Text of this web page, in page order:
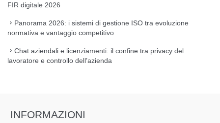
FIR digitale 2026
Panorama 2026: i sistemi di gestione ISO tra evoluzione
normativa e vantaggio competitivo
Chat aziendali e licenziamenti: il confine tra privacy del
lavoratore e controllo dell’azienda
INFORMAZIONI